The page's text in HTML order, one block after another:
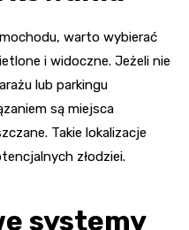
warto wybierać
i widoczne. Jeżeli nie
lub parkingu
są miejsca
Takie lokalizacje
złodziei.
systemy